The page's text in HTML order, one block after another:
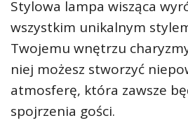
Stylowa lampa wisząca
wszystkim unikalnym
Twojemu wnętrzu
niej możesz stworzyć
atmosferę, która zawsze
spojrzenia gości.